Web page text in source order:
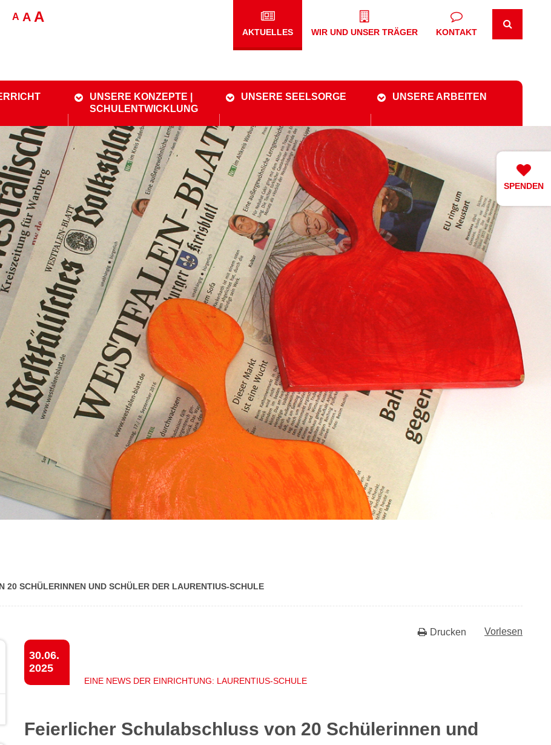
A A A
AKTUELLES WIR UND UNSER TRÄGER KONTAKT
UNSERE KONZEPTE |
SCHULENTWICKLUNG
UNSERE SEELSORGE UNSERE ARBEITEN
20 SCHÜ­LE­RIN­NEN UND SCHÜLER DER LAU­REN­TI­US-SCHU­LE
Vorlesen
Drucken
30.06.
2025
EINE NEWS DER EINRICHTUNG: LAURENTIUS-SCHULE
Feierlicher Schulabschluss von 20 Schülerinnen und
SPENDEN